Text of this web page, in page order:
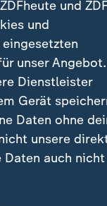
sich an.
das
und
gemacht?
Cem
(CDU), der
und
und
unser
Dienstleister
Gerät
Daten ohne
unsere
auch nicht